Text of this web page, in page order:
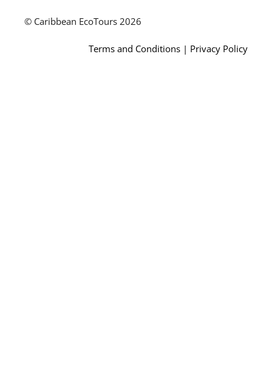
© Caribbean EcoTours 2026
Terms and Conditions | Privacy Policy